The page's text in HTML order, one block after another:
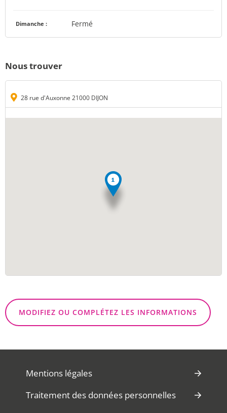
Dimanche : Fermé
Nous trouver
28 rue d'Auxonne 21000 DIJON
MODIFIEZ OU COMPLÉTEZ LES INFORMATIONS
Mentions légales
Traitement des données personnelles